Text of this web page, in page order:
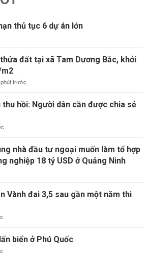
thủ tục 6 dự án lớn
đất tại xã Tam Dương Bắc, khởi
trước
hồi: Người dân cần được chia sẻ
nhà đầu tư ngoại muốn làm tổ hợp
nghiệp 18 tỷ USD ở Quảng Ninh
Vành đai 3,5 sau gần một năm thi
biển ở Phú Quốc